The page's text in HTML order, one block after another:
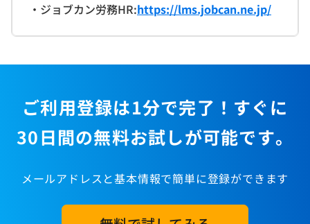
・ジョブカン労務HR:https://lms.jobcan.ne.jp/
ご利用登録は1分で完了！すぐに
30日間の無料お試しが可能です。
メールアドレスと基本情報で簡単に登録ができます